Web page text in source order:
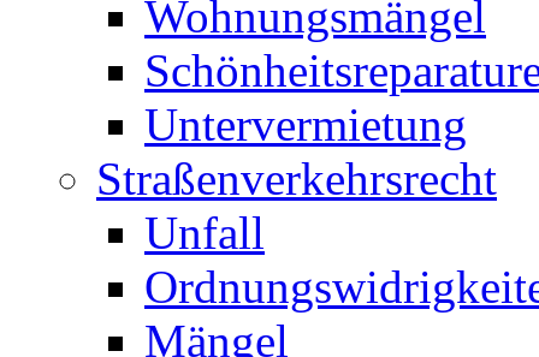
Wohnungsmängel
Untervermietung
Straßenverkehrsrecht
Unfall
Mängel